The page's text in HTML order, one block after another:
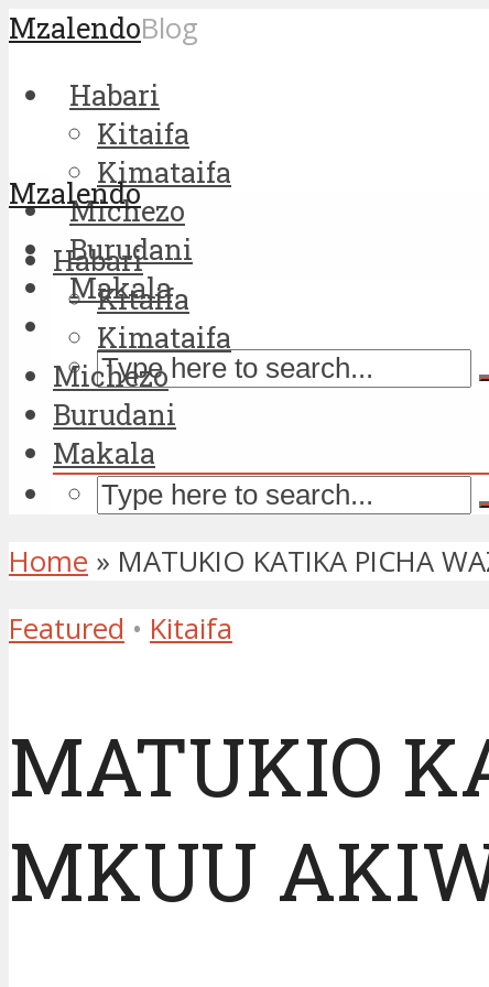
MzalendoBlog
Habari
Kitaifa
Kimataifa
Michezo
Burudani
Makala
Mzalendo
Habari
Kitaifa
Kimataifa
Michezo
Burudani
Makala
Home » MATUKIO KATIKA PICHA
Featured • Kitaifa
MATUKIO
MKUU